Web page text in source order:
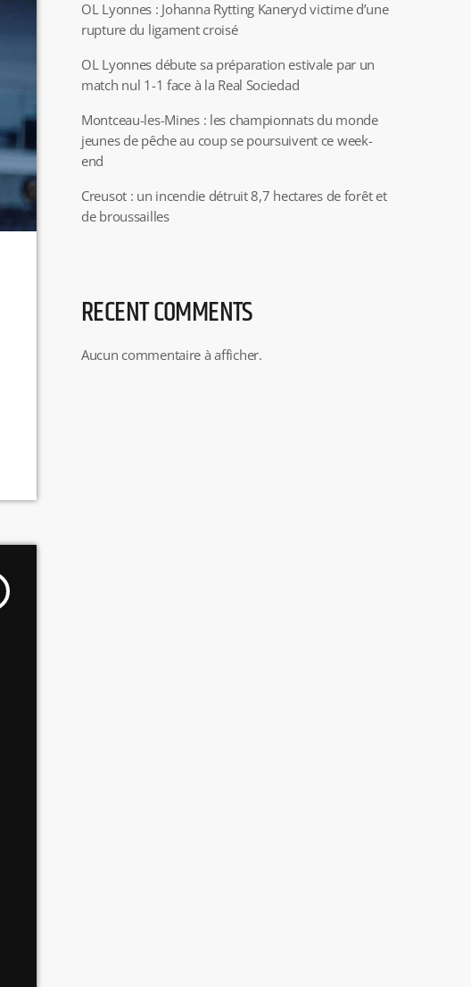
OL Lyonnes : Johanna Rytting Kaneryd victime d’une
rupture du ligament croisé
OL Lyonnes débute sa préparation estivale par un
match nul 1-1 face à la Real Sociedad
Montceau-les-Mines : les championnats du monde
jeunes de pêche au coup se poursuivent ce week-
end
Creusot : un incendie détruit 8,7 hectares de forêt et
de broussailles
RECENT COMMENTS
Aucun commentaire à afficher.